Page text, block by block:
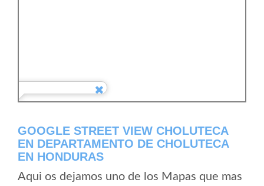
GOOGLE STREET VIEW CHOLUTECA
EN DEPARTAMENTO DE CHOLUTECA
EN HONDURAS
Aqui os dejamos uno de los Mapas que mas